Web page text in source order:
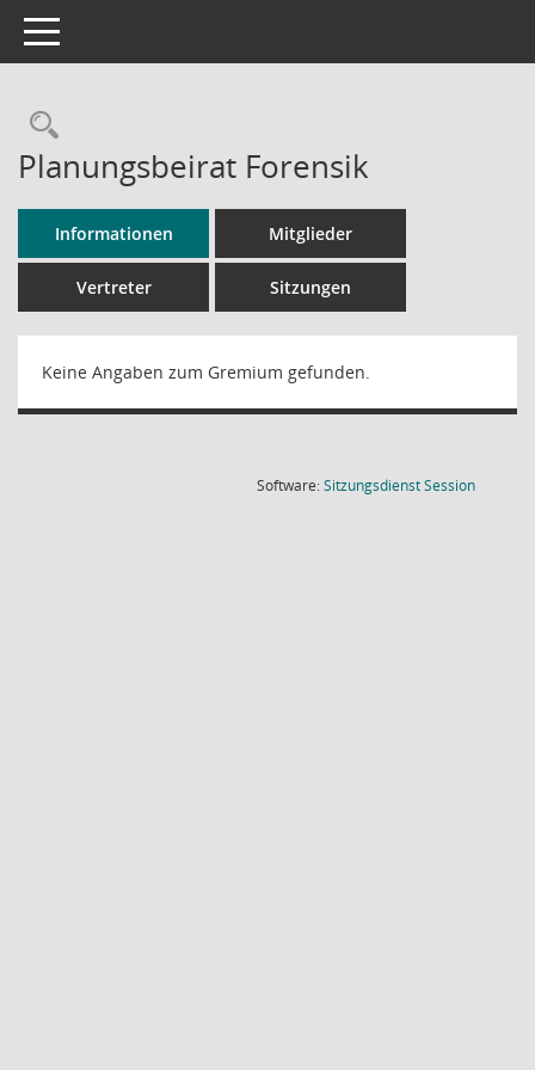
Toggle navigation
Rechercheauswahl
Planungsbeirat Forensik
Informationen Mitglieder
Vertreter Sitzungen
Keine Angaben zum Gremium gefunden.
Software:SitzungsdienstSession(Wird in